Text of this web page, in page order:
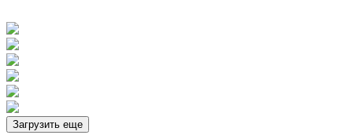
Загрузить еще